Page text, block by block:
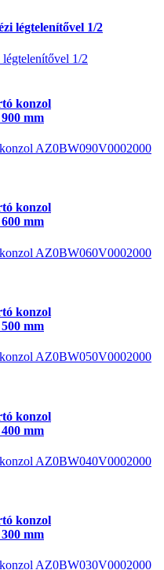
légtelenítővel 1/2
1/2
konzol
mm
AZ0BW090V0002000
konzol
mm
AZ0BW060V0002000
konzol
mm
AZ0BW050V0002000
konzol
mm
AZ0BW040V0002000
konzol
mm
AZ0BW030V0002000